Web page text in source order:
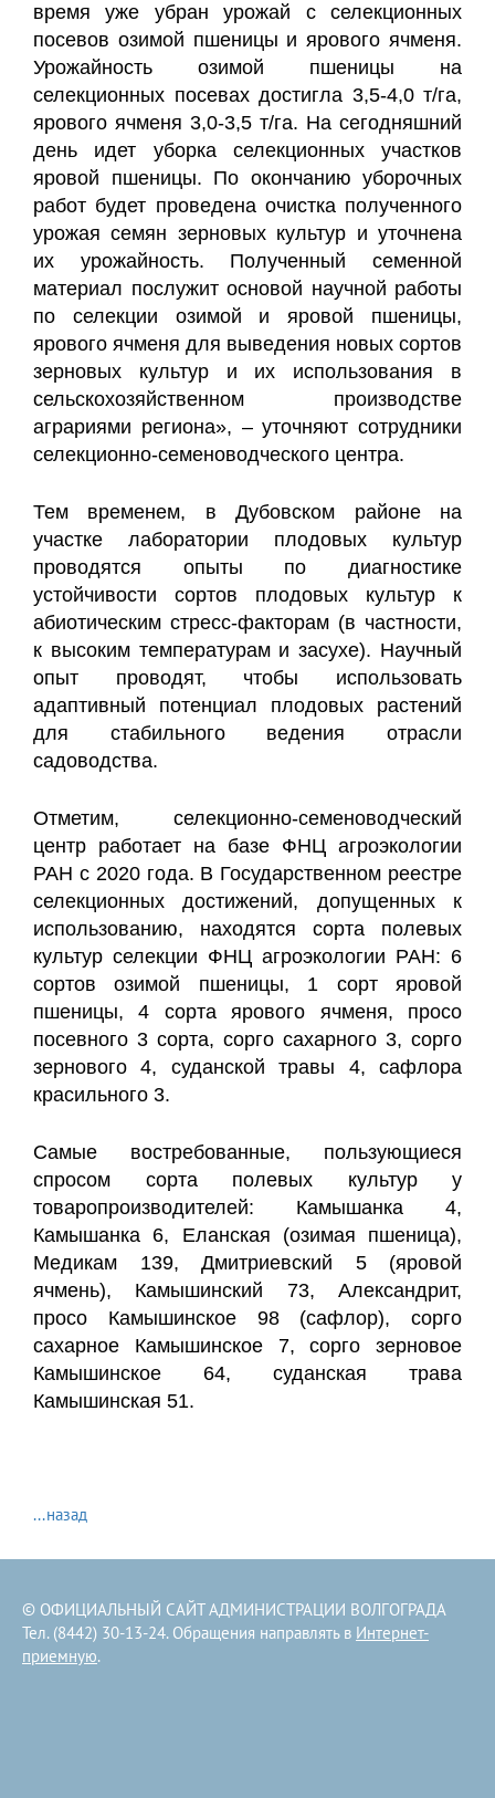
время уже убран урожай с селекционных
посевов озимой пшеницы и ярового ячменя.
Урожайность озимой пшеницы на
селекционных посевах достигла 3,5-4,0 т/га,
ярового ячменя 3,0-3,5 т/га. На сегодняшний
день идет уборка селекционных участков
яровой пшеницы. По окончанию уборочных
работ будет проведена очистка полученного
урожая семян зерновых культур и уточнена
их урожайность. Полученный семенной
материал послужит основой научной работы
по селекции озимой и яровой пшеницы,
ярового ячменя для выведения новых сортов
зерновых культур и их использования в
сельскохозяйственном производстве
аграриями региона», – уточняют сотрудники
селекционно-семеноводческого центра.
Тем временем, в Дубовском районе на
участке лаборатории плодовых культур
проводятся опыты по диагностике
устойчивости сортов плодовых культур к
абиотическим стресс-факторам (в частности,
к высоким температурам и засухе). Научный
опыт проводят, чтобы использовать
адаптивный потенциал плодовых растений
для стабильного ведения отрасли
садоводства.
Отметим, селекционно-семеноводческий
центр работает на базе ФНЦ агроэкологии
РАН с 2020 года. В Государственном реестре
селекционных достижений, допущенных к
использованию, находятся сорта полевых
культур селекции ФНЦ агроэкологии РАН: 6
сортов озимой пшеницы, 1 сорт яровой
пшеницы, 4 сорта ярового ячменя, просо
посевного 3 сорта, сорго сахарного 3, сорго
зернового 4, суданской травы 4, сафлора
красильного 3.
Самые востребованные, пользующиеся
спросом сорта полевых культур у
товаропроизводителей: Камышанка 4,
Камышанка 6, Еланская (озимая пшеница),
Медикам 139, Дмитриевский 5 (яровой
ячмень), Камышинский 73, Александрит,
просо Камышинское 98 (сафлор), сорго
сахарное Камышинское 7, сорго зерновое
Камышинское 64, суданская трава
Камышинская 51.
...назад
© ОФИЦИАЛЬНЫЙ САЙТ АДМИНИСТРАЦИИ ВОЛГОГРАДА
Тел. (8442) 30-13-24. Обращения направлять в Интернет-
приемную.